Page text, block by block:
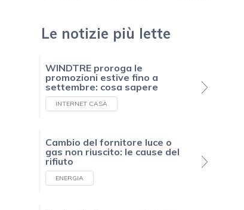
Le notizie più lette
WINDTRE proroga le
promozioni estive fino a
settembre: cosa sapere
INTERNET CASA
Cambio del fornitore luce o
gas non riuscito: le cause del
rifiuto
ENERGIA